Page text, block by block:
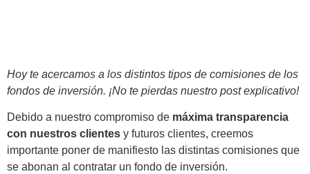
Hoy te acercamos a los distintos tipos de comisiones de los
fondos de inversión. ¡No te pierdas nuestro post explicativo!
Debido a nuestro compromiso de máxima transparencia
con nuestros clientes y futuros clientes, creemos
importante poner de manifiesto las distintas comisiones que
se abonan al contratar un fondo de inversión.